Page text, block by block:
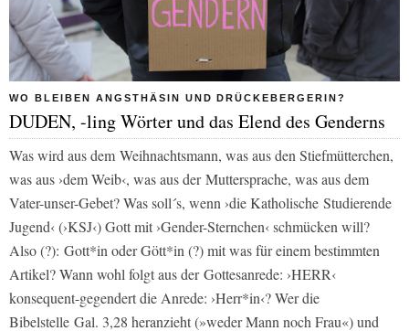
WO BLEIBEN ANGSTHÄSIN UND DRÜCKEBERGERIN?
DUDEN, -ling Wörter und das Elend des Genderns
Was wird aus dem Weihnachtsmann, was aus den Stiefmütterchen,
was aus ›dem Weib‹, was aus der Muttersprache, was aus dem
Vater-unser-Gebet? Was soll´s, wenn ›die Katholische Studierende
Jugend‹ (›KSJ‹) Gott mit ›Gender-Sternchen‹ schmücken will?
Also (?): Gott*in oder Gött*in (?) mit was für einem bestimmten
Artikel? Wann wohl folgt aus der Gottesanrede: ›HERR‹
konsequent-gegendert die Anrede: ›Herr*in‹? Wer die
Bibelstelle Gal. 3,28 heranzieht (»weder Mann noch Frau«) und